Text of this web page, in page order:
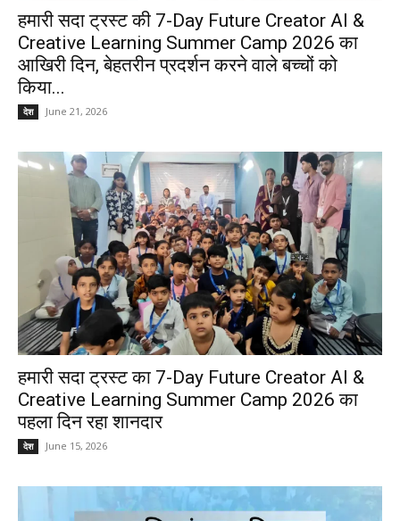
हमारी सदा ट्रस्ट की 7-Day Future Creator AI &
Creative Learning Summer Camp 2026 का
आखिरी दिन, बेहतरीन प्रदर्शन करने वाले बच्चों को
किया...
देश June 21, 2026
हमारी सदा ट्रस्ट का 7-Day Future Creator AI &
Creative Learning Summer Camp 2026 का
पहला दिन रहा शानदार
देश June 15, 2026